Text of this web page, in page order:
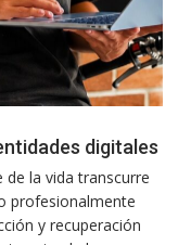
digitales
de la vida transcurre
profesionalmente
y recuperación